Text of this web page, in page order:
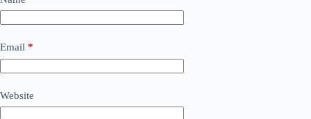
Email *
Website